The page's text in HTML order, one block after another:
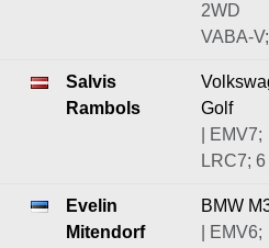
2WD
VABA-
Salvis
Rambols
Golf
| EMV7;
LRC7; 6
Evelin
Mitendorf
BMW
| EMV6;